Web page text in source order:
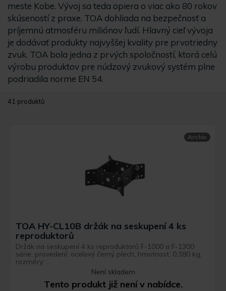
meste Kobe. Vývoj sa teda opiera o viac ako 80 rokov
skúseností z praxe. TOA dohliada na bezpečnosť a
príjemnú atmosféru miliónov ľudí. Hlavný cieľ vývoja
je dodávať produkty najvyššej kvality pre prvotriedny
zvuk. TOA bola jedna z prvých spoločností, ktorá celú
výrobu produktov pre núdzový zvukový systém plne
podriadila norme EN 54.
41 produktů
Archiv
TOA HY-CL10B držák na seskupení 4 ks
reproduktorů
Držák na seskupení 4 ks reproduktorů F-1000 a F-1300
série, provedení: ocelový černý plech, hmotnost: 0,380 kg,
rozměry: ...
Není skladem
Tento produkt již není v nabídce.